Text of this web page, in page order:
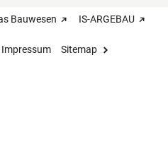
Bauwesen IS-ARGEBAU
Impressum Sitemap